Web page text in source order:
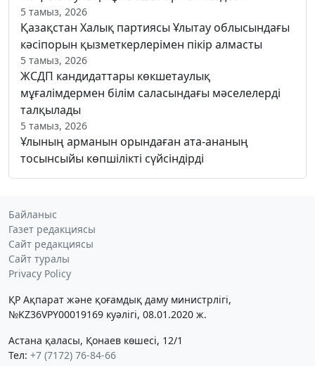
5 тамыз, 2026
Қазақстан Халық партиясы Ұлытау облысындағы
кәсіпорын қызметкерлерімен пікір алмасты
5 тамыз, 2026
ЖСДП кандидаттары көкшетаулық
мұғалімдермен білім саласындағы мәселелерді
талқылады
5 тамыз, 2026
Ұлының арманын орындаған ата-ананың
тосынсыйы көпшілікті сүйсіндірді
Байланыс
Газет редакциясы
Сайт редакциясы
Сайт туралы
Privacy Policy
ҚР Ақпарат және қоғамдық даму министрлігі,
№KZ36VPY00019169 куәлігі, 08.01.2020 ж.
Астана қаласы, Қонаев көшесі, 12/1
Тел: +7 (7172) 76-84-66